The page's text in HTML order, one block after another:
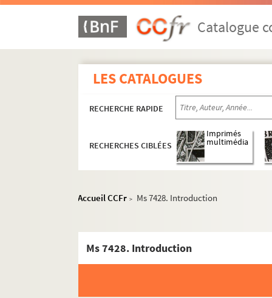
Catalogue
LES CATALOGUES
RECHERCHE RAPIDE
RECHERCHES CIBLÉES
Imprimés
multimédia
Accueil CCFr > Ms 7428. Introduction
Ms 7428. Introduction